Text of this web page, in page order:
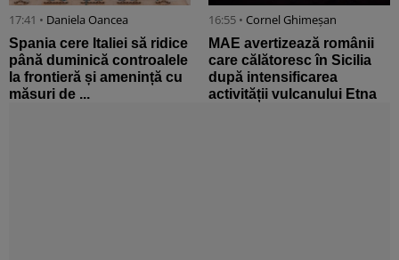
17:41 • Daniela Oancea
Spania cere Italiei să ridice
până duminică controalele
la frontieră și amenință cu
măsuri de ...
16:55 • Cornel Ghimeșan
MAE avertizează românii
care călătoresc în Sicilia
după intensificarea
activității vulcanului Etna